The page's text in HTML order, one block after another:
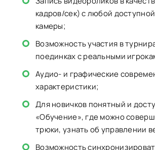
кадров/сек) с любой
камеры;
Возможность участия в
поединках с реальными
Аудио- и графические
характеристики;
Для новичков понятный и
«Обучение», где можно
трюки, узнать об управлении
Возможность